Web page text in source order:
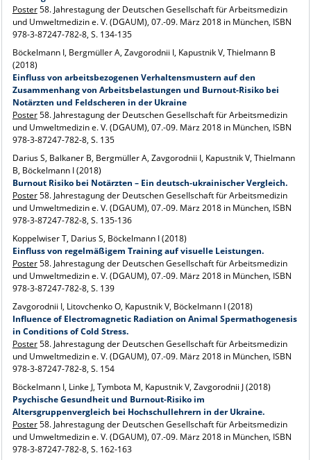
Poster58. Jahrestagung der Deutschen Gesellschaft für Arbeitsmedizin
und Umweltmedizin e. V. (DGAUM), 07.-09. März 2018 in München, ISBN
978-3-87247-782-8, S. 134-135
Böckelmann I, Bergmüller A, Zavgorodnii I, Kapustnik V, Thielmann B
(2018)
Einfluss von arbeitsbezogenen Verhaltensmustern auf den
Zusammenhang von Arbeitsbelastungen und Burnout-Risiko bei
Notärzten und Feldscheren in der Ukraine
Poster58. Jahrestagung der Deutschen Gesellschaft für Arbeitsmedizin
und Umweltmedizin e. V. (DGAUM), 07.-09. März 2018 in München, ISBN
978-3-87247-782-8, S. 135
Darius S, Balkaner B, Bergmüller A, Zavgorodnii I, Kapustnik V, Thielmann
B, Böckelmann I (2018)
Burnout Risiko bei Notärzten – Ein deutsch-ukrainischer Vergleich.
Poster58. Jahrestagung der Deutschen Gesellschaft für Arbeitsmedizin
und Umweltmedizin e. V. (DGAUM), 07.-09. März 2018 in München, ISBN
978-3-87247-782-8, S. 135-136
Koppelwiser T, Darius S, Böckelmann I (2018)
Einfluss von regelmäßigem Training auf visuelle Leistungen.
Poster58. Jahrestagung der Deutschen Gesellschaft für Arbeitsmedizin
und Umweltmedizin e. V. (DGAUM), 07.-09. März 2018 in München, ISBN
978-3-87247-782-8, S. 139
Zavgorodnii I, Litovchenko O, Kapustnik V, Böckelmann I (2018)
Influence of Electromagnetic Radiation on Animal Spermathogenesis
in Conditions of Cold Stress.
Poster58. Jahrestagung der Deutschen Gesellschaft für Arbeitsmedizin
und Umweltmedizin e. V. (DGAUM), 07.-09. März 2018 in München, ISBN
978-3-87247-782-8, S. 154
Böckelmann I, Linke J, Tymbota M, Kapustnik V, Zavgorodnii J (2018)
Psychische Gesundheit und Burnout-Risiko im
Altersgruppenvergleich bei Hochschullehrern in der Ukraine.
Poster58. Jahrestagung der Deutschen Gesellschaft für Arbeitsmedizin
und Umweltmedizin e. V. (DGAUM), 07.-09. März 2018 in München, ISBN
978-3-87247-782-8, S. 162-163